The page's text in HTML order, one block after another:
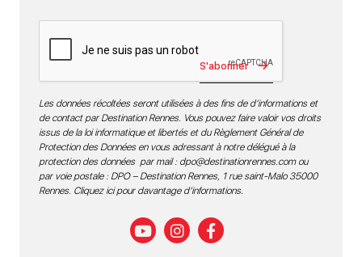
S'abonner
Les données récoltées seront utilisées à des fins de d’informations et
de contact par Destination Rennes. Vous pouvez faire valoir vos droits
issus de la loi informatique et libertés et du Règlement Général de
Protection des Données en vous adressant à notre délégué à la
protection des données par mail : dpo@destinationrennes.comou
par voie postale : DPO – Destination Rennes, 1 rue saint-Malo 35000
Rennes. Cliquez ici pour davantage d’informations.